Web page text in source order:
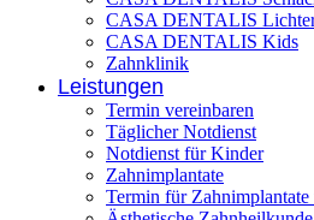
CASA DENTALIS
CASA DENTALIS Kids
Zahnklinik
Leistungen
Termin vereinbaren
Täglicher Notdienst
Notdienst für Kinder
Zahnimplantate
Termin für Zahnimplantate